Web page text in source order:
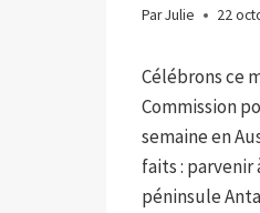
ParJulie 22
Célébrons ce
Commission
semaine en
faits :
péninsule